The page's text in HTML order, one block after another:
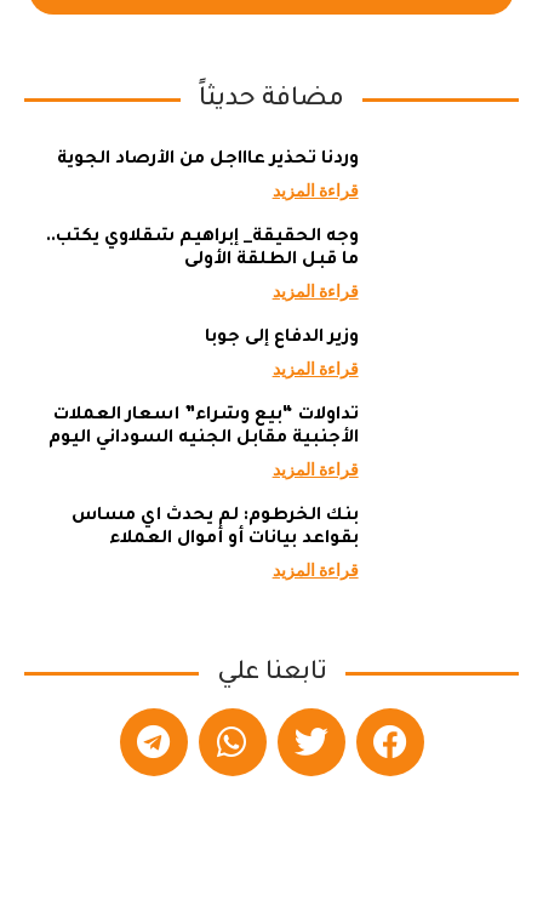
مضافة حديثاً
وردنا تحذير عاااجل من الأرصاد الجوية
قراءة المزيد
وجه الحقيقة_ إبراهيم شقلاوي يكتب..
ما قبل الطلقة الأولى
قراءة المزيد
وزير الدفاع إلى جوبا
قراءة المزيد
تداولات “بيع وشراء” أسعار العملات
الأجنبية مقابل الجنيه السوداني اليوم
قراءة المزيد
بنك الخرطوم: لم يحدث أي مساس
بقواعد بيانات أو أموال العملاء
قراءة المزيد
تابعنا علي